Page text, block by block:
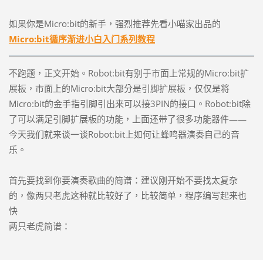
如果你是Micro:bit的新手，强烈推荐先看小喵家出品的
Micro:bit循序渐进小白入门系列教程
不跑题，正文开始。Robot:bit有别于市面上常规的Micro:bit扩
展板，市面上的Micro:bit大部分是引脚扩展板，仅仅是将
Micro:bit的金手指引脚引出来可以接3PIN的接口。Robot:bit除
了可以满足引脚扩展板的功能，上面还带了很多功能器件——
今天我们就来谈一谈Robot:bit上如何让蜂鸣器演奏自己的音
乐。
首先要找到你要演奏歌曲的简谱：建议刚开始不要找太复杂
的，像两只老虎这种就比较好了，比较简单，程序编写起来也
快
两只老虎简谱：